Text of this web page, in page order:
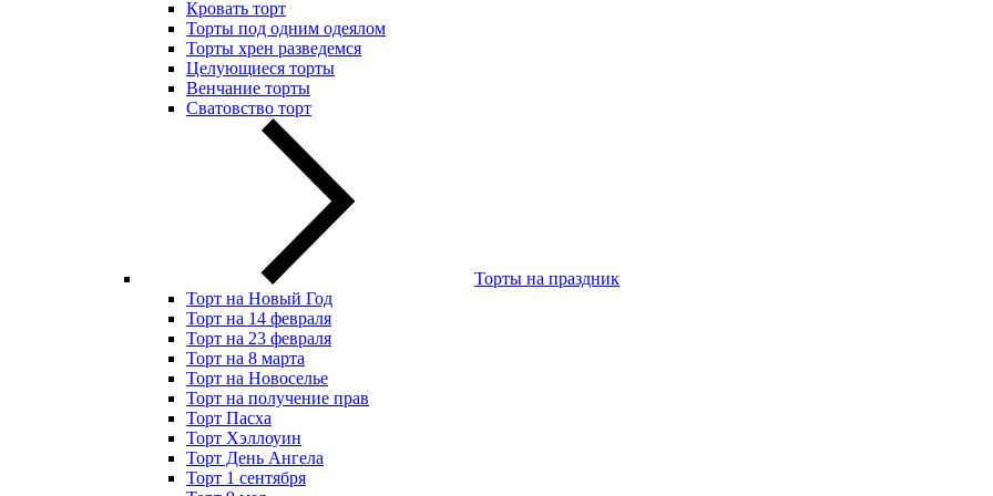
Кровать торт
Торты под одним одеялом
Торты хрен разведемся
Целующиеся торты
Венчание торты
Сватовство торт
Торты на праздник
Торт на Новый Год
Торт на 14 февраля
Торт на 23 февраля
Торт на 8 марта
Торт на Новоселье
Торт на получение прав
Торт Пасха
Торт Хэллоуин
Торт День Ангела
Торт 1 сентября